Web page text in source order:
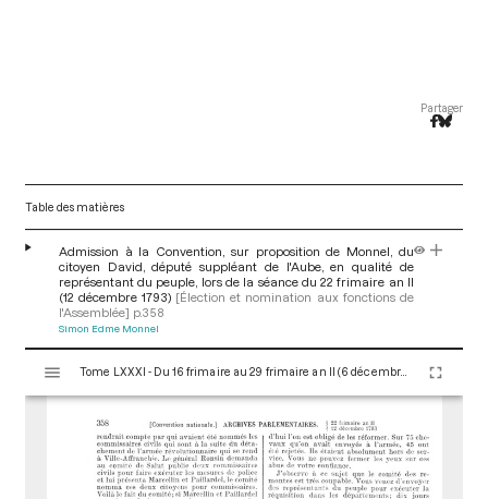
Partager
Table des matières
Admission à la Convention, sur proposition de Monnel, du
citoyen David, député suppléant de l'Aube, en qualité de
représentant du peuple, lors de la séance du 22 frimaire an II
(12 décembre 1793) [Élection et nomination aux fonctions de
l'Assemblée] p.358
Simon Edme Monnel
s
Tome LXXXI - Du 16 frimaire au 29 frimaire an II (6 décembre au 19 décembre 1793)